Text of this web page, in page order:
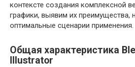
контексте создания комплексной
графики, выявим их преимущества,
оптимальные сценарии применения.
Общая характеристика
Illustrator